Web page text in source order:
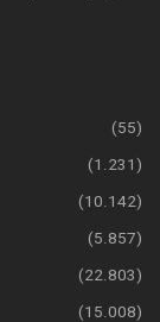
(55)
(1.231)
(10.142)
(5.857)
(22.803)
(15.008)